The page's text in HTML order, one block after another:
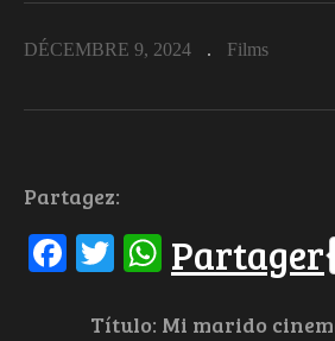
DÉCEMBRE 9, 2024 Films
Partagez:
Facebook
Twitter
Partager
Título: Mi marido